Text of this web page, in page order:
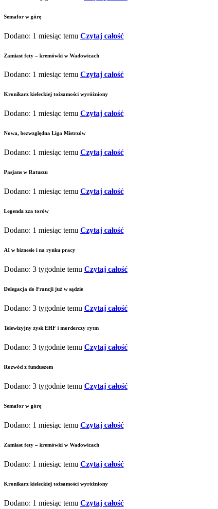
Semafor w górę
Dodano: 1 miesiąc temu Czytaj całość
Zamiast fety – kremówki w Wadowicach
Dodano: 1 miesiąc temu Czytaj całość
Kronikarz kieleckiej tożsamości wyróżniony
Dodano: 1 miesiąc temu Czytaj całość
Nowa, bezwzględna Liga Mistrzów
Dodano: 1 miesiąc temu Czytaj całość
Pasjans w Ratuszu
Dodano: 1 miesiąc temu Czytaj całość
Legenda zza torów
Dodano: 1 miesiąc temu Czytaj całość
AI w biznesie i na rynku pracy
Dodano: 3 tygodnie temu Czytaj całość
Delegacja do Francji już w sądzie
Dodano: 3 tygodnie temu Czytaj całość
Telewizyjny zysk EHF i morderczy rytm
Dodano: 3 tygodnie temu Czytaj całość
Rozwód z funduszem
Dodano: 3 tygodnie temu Czytaj całość
Semafor w górę
Dodano: 1 miesiąc temu Czytaj całość
Zamiast fety – kremówki w Wadowicach
Dodano: 1 miesiąc temu Czytaj całość
Kronikarz kieleckiej tożsamości wyróżniony
Dodano: 1 miesiąc temu Czytaj całość